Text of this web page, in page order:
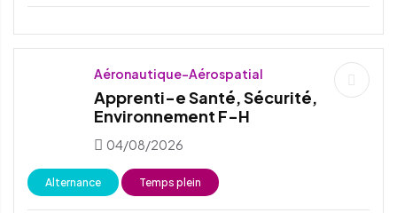
Aéronautique-Aérospatial
Apprenti-e Santé, Sécurité,
Environnement F-H
04/08/2026
Alternance Temps plein